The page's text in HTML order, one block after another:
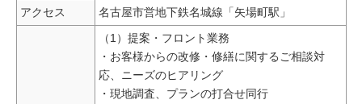
アクセス
名古屋市営地下鉄名城線「矢場町駅」
（1）提案・フロント業務
・お客様からの改修・修繕に関するご相談対
応、ニーズのヒアリング
・現地調査、プランの打合せ同行